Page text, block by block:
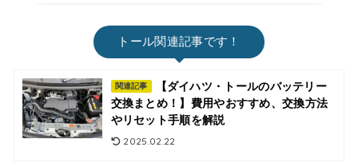
トール関連記事です！
関連記事
【ダイハツ・トールのバッテリー
交換まとめ！】費用やおすすめ、交換方法
やリセット手順を解説
2025.02.22